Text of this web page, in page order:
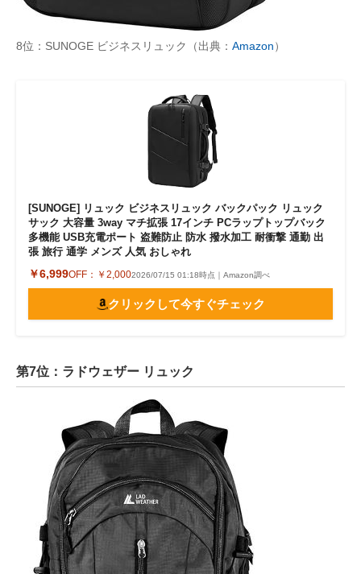
8位：SUNOGE ビジネスリュック（出典： Amazon）
[SUNOGE] リュック ビジネスリュック バックパック リュック
サック 大容量 3way マチ拡張 17インチ PCラップトップバック
多機能 USB充電ポート 盗難防止 防水 撥水加工 耐衝撃 通勤 出
張 旅行 通学 メンズ 人気 おしゃれ
￥6,999OFF： ￥2,0002026/07/15 01:18時点｜Amazon調べ
クリックして今すぐチェック
第7位：ラドウェザー リュック